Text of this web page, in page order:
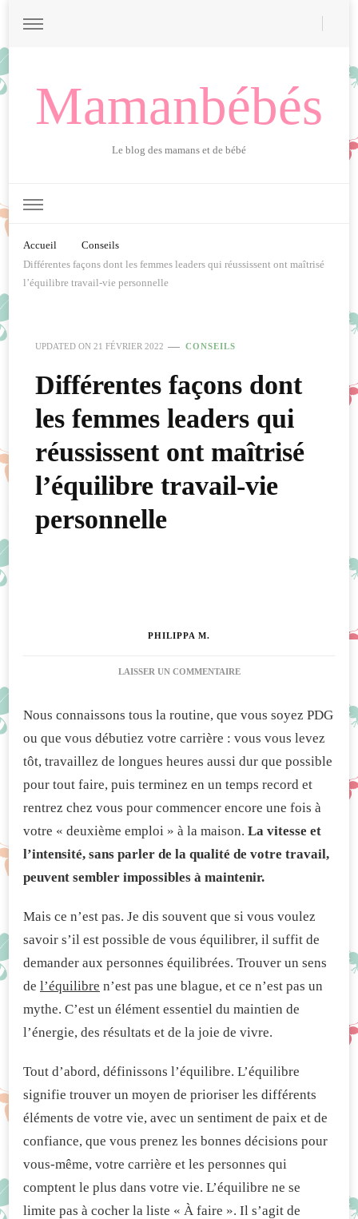
Mamanbébés
Le blog des mamans et de bébé
Accueil
Conseils
Différentes façons dont les femmes leaders qui réussissent ont maîtrisé
l’équilibre travail-vie personnelle
UPDATED ON 21 FÉVRIER 2022 CONSEILS
Différentes façons dont
les femmes leaders qui
réussissent ont maîtrisé
l’équilibre travail-vie
personnelle
PHILIPPA M.
LAISSER UN COMMENTAIRESUR
DONT
LEADERS
RÉUSSISSENT
ONT
L’ÉQUILIBRE
TRAVAIL-
PERSONNELLE
Nous connaissons tous la routine, que vous soyez PDG
ou que vous débutiez votre carrière : vous vous levez
tôt, travaillez de longues heures aussi dur que possible
pour tout faire, puis terminez en un temps record et
rentrez chez vous pour commencer encore une fois à
votre « deuxième emploi » à la maison. La vitesse et
l’intensité, sans parler de la qualité de votre travail,
peuvent sembler impossibles à maintenir.
Mais ce n’est pas. Je dis souvent que si vous voulez
savoir s’il est possible de vous équilibrer, il suffit de
demander aux personnes équilibrées. Trouver un sens
de l’équilibre n’est pas une blague, et ce n’est pas un
mythe. C’est un élément essentiel du maintien de
l’énergie, des résultats et de la joie de vivre.
Tout d’abord, définissons l’équilibre. L’équilibre
signifie trouver un moyen de prioriser les différents
éléments de votre vie, avec un sentiment de paix et de
confiance, que vous prenez les bonnes décisions pour
vous-même, votre carrière et les personnes qui
comptent le plus dans votre vie. L’équilibre ne se
limite pas à cocher la liste « À faire ». Il s’agit de